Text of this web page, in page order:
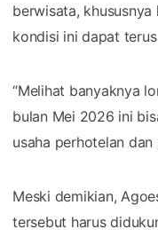
berwisata,
kondisi ini dapat
“Melihat banyaknya
bulan Mei 2026 ini
usaha perhotelan dan
Meski demikian,
tersebut harus